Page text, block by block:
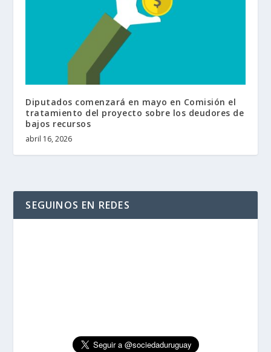
Diputados comenzará en mayo en Comisión el
tratamiento del proyecto sobre los deudores de
bajos recursos
abril 16, 2026
SEGUINOS EN REDES